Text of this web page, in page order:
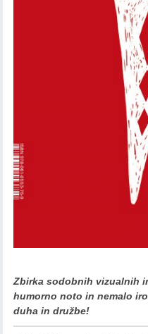
Zbirka sodobnih vizualnih
humorno noto in nemalo
duha in družbe!